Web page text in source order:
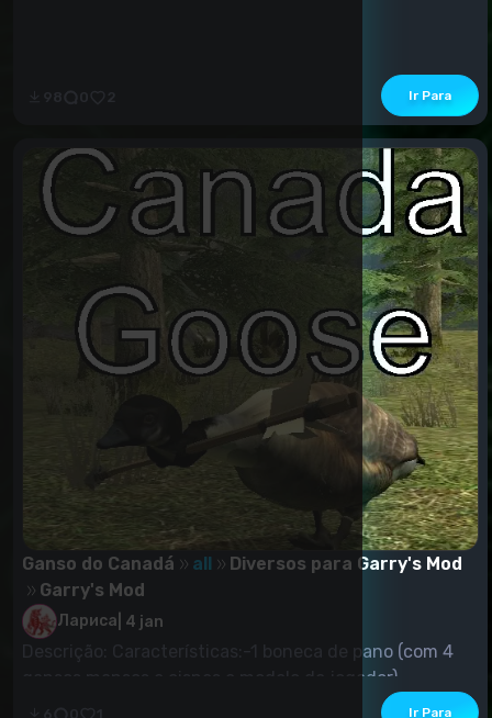
Ir Para
Ganso do Canadá all
Diversos para Garry's Mod
Garry's Mod
Лариса 4 jan
Descrição: Características:-1 boneca de pano (com 4
gansos mansos e cisnes e modelo de jogador).
Ir Para